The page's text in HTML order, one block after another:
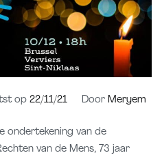
op 22/11/21 DoorMeryem
ondertekening van de
van de Mens, 73 jaar